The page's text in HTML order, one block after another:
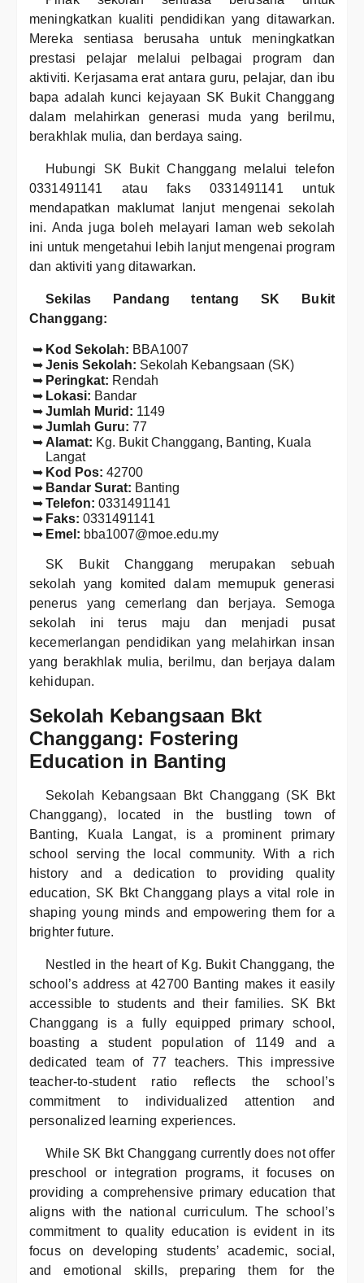
meningkatkan kualiti pendidikan yang ditawarkan.
Mereka sentiasa berusaha untuk meningkatkan
prestasi pelajar melalui pelbagai program dan
aktiviti. Kerjasama erat antara guru, pelajar, dan ibu
bapa adalah kunci kejayaan SK Bukit Changgang
dalam melahirkan generasi muda yang berilmu,
berakhlak mulia, dan berdaya saing.
Hubungi SK Bukit Changgang melalui telefon
0331491141 atau faks 0331491141 untuk
mendapatkan maklumat lanjut mengenai sekolah
ini. Anda juga boleh melayari laman web sekolah
ini untuk mengetahui lebih lanjut mengenai program
dan aktiviti yang ditawarkan.
Sekilas Pandang tentang SK Bukit
Changgang:
Kod Sekolah: BBA1007
Jenis Sekolah: Sekolah Kebangsaan (SK)
Peringkat: Rendah
Lokasi: Bandar
Jumlah Murid: 1149
Jumlah Guru: 77
Alamat: Kg. Bukit Changgang, Banting, Kuala
Langat
Kod Pos: 42700
Bandar Surat: Banting
Telefon: 0331491141
Faks: 0331491141
Emel: bba1007@moe.edu.my
SK Bukit Changgang merupakan sebuah
sekolah yang komited dalam memupuk generasi
penerus yang cemerlang dan berjaya. Semoga
sekolah ini terus maju dan menjadi pusat
kecemerlangan pendidikan yang melahirkan insan
yang berakhlak mulia, berilmu, dan berjaya dalam
kehidupan.
Sekolah Kebangsaan Bkt
Changgang: Fostering
Education in Banting
Sekolah Kebangsaan Bkt Changgang (SK Bkt
Changgang), located in the bustling town of
Banting, Kuala Langat, is a prominent primary
school serving the local community. With a rich
history and a dedication to providing quality
education, SK Bkt Changgang plays a vital role in
shaping young minds and empowering them for a
brighter future.
Nestled in the heart of Kg. Bukit Changgang, the
school’s address at 42700 Banting makes it easily
accessible to students and their families. SK Bkt
Changgang is a fully equipped primary school,
boasting a student population of 1149 and a
dedicated team of 77 teachers. This impressive
teacher-to-student ratio reflects the school’s
commitment to individualized attention and
personalized learning experiences.
While SK Bkt Changgang currently does not offer
preschool or integration programs, it focuses on
providing a comprehensive primary education that
aligns with the national curriculum. The school’s
commitment to quality education is evident in its
focus on developing students’ academic, social,
and emotional skills, preparing them for the